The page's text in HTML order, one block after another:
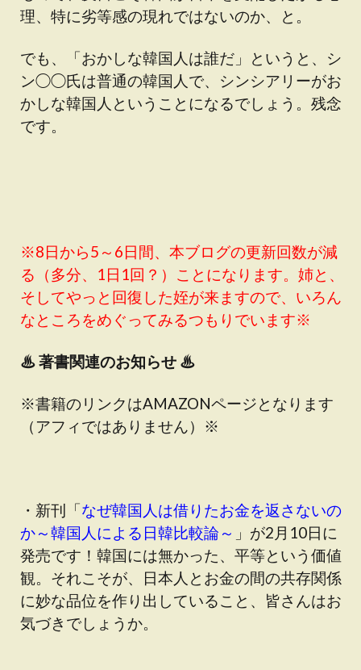
理、特に劣等感の現れではないのか、と。
でも、「おかしな韓国人は誰だ」というと、シ
ン◯◯氏は普通の韓国人で、シンシアリーがお
かしな韓国人ということになるでしょう。残念
です。
※8日から5～6日間、本ブログの更新回数が減
る（多分、1日1回？）ことになります。姉と、
そしてやっと回復した姪が来ますので、いろん
なところをめぐってみるつもりでいます※
♨著書関連のお知らせ ♨
※書籍のリンクはAMAZONページとなります
（アフィではありません）※
・新刊「なぜ韓国人は借りたお金を返さないの
か～韓国人による日韓比較論～ 」が2月10日に
発売です！韓国には無かった、平等という価値
観。それこそが、日本人とお金の間の共存関係
に妙な品位を作り出していること、皆さんはお
気づきでしょうか。